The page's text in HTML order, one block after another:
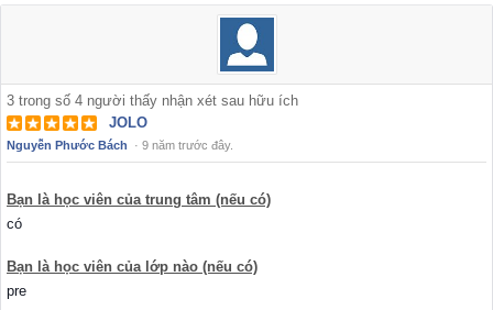
3 trong số 4 người thấy nhận xét sau hữu ích
JOLO
Nguyễn Phước Bách · 9 năm trước đây.
Bạn là học viên của trung tâm (nếu có)
có
Bạn là học viên của lớp nào (nếu có)
pre